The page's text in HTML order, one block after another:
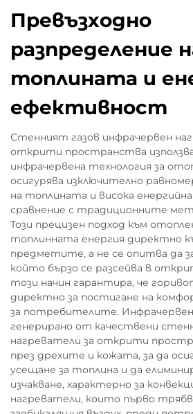
Превъзходно
разпределение
топлината и
ефективност
Стенният газов инфрачервен
открити пространства
инфрачервена технология за
осигурява изключително
на топлината и висока
сравнение с традиционните
Този прецизен подход към
топлинната енергия директно
предметите, а не се опитва да
който бързо се разсейва в
този начин гарантира, че
директно за постигане на
за потребителите.
генерирано от качествени
нагреватели за открити
през дрехите и кожата, за да
усещане за топлина и да
изчакване, характерно за
нагреватели, които първо